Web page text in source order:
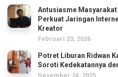
Antusiasme
Perkuat Jaringan
Kreator
Februari 23, 2026
Potret Liburan Ridwan
Soroti Kedekatannya
Desember 24, 2025